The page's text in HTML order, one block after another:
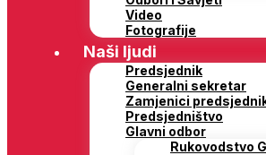
Video
Fotografije
Naši ljudi
Predsjednik
Generalni sekretar
Zamjenici
Predsjedništvo
Glavni odbor
Rukovodstvo